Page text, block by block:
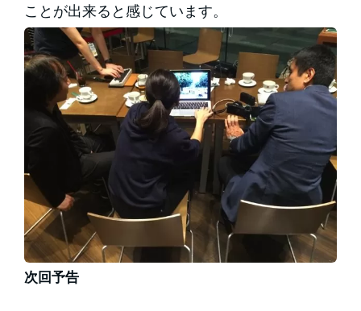
ことが出来ると感じています。
次回予告